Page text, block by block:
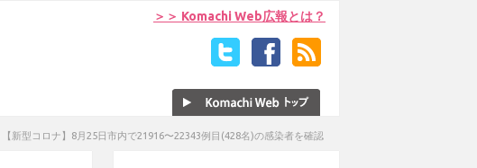
＞＞ Komachi Web広報とは？
【新型コロナ】8月25日市内で21916〜22343例目(428名)の感染者を確認